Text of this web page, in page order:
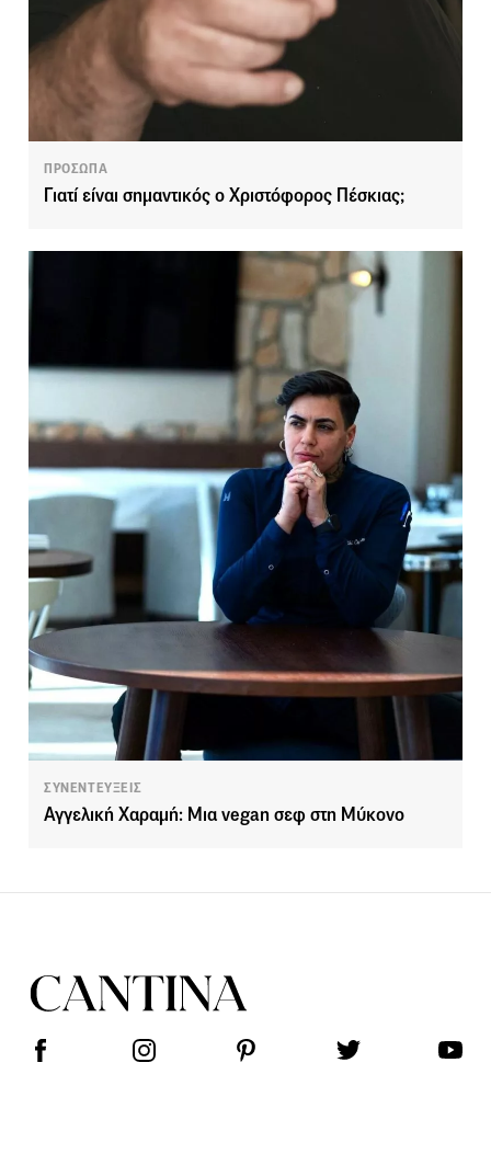
ΠΡΟΣΩΠΑ
Γιατί είναι σημαντικός ο Χριστόφορος Πέσκιας;
ΣΥΝΕΝΤΕΥΞΕΙΣ
Αγγελική Χαραμή: Μια vegan σεφ στη Μύκονο